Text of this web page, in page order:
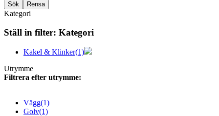
Kategori
Ställ in filter: Kategori
Kakel & Klinker(1)
Utrymme
Filtrera efter utrymme:
Vägg(1)
Golv(1)